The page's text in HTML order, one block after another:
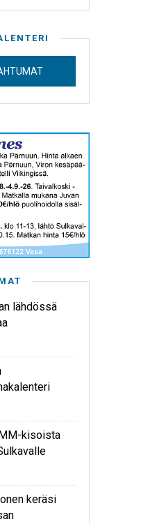
lähdössä
kisoista
keräsi